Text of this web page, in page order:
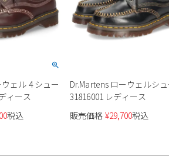
ェル 4 シュー
ィース
税込
Dr.Martens ローウェルシ
31816001 レディース
販売価格 ¥29,700税込